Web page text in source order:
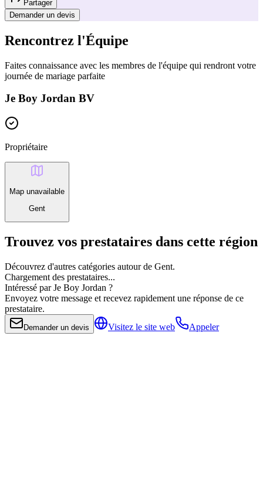
Partager
Demander un devis
Rencontrez l'Équipe
Faites connaissance avec les membres de l'équipe qui rendront votre
journée de mariage parfaite
Je Boy Jordan BV
Propriétaire
Map unavailable
Gent
Trouvez vos prestataires dans cette région
Découvrez d'autres catégories autour de Gent.
Chargement des prestataires...
Intéressé par Je Boy Jordan ?
Envoyez votre message et recevez rapidement une réponse de ce
prestataire.
Demander un devis Visitez le site web Appeler